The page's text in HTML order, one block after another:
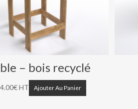
– bois recyclé
€HT Ajouter Au Panier